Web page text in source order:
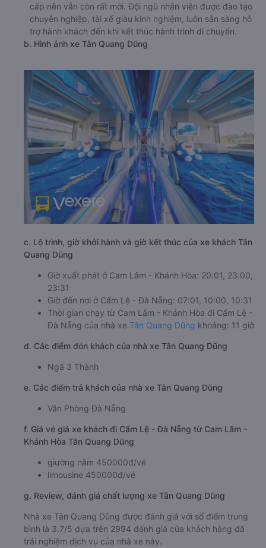
cấp nên vẫn còn rất mới. Đội ngũ nhân viên được đào tạo
chuyên nghiệp, tài xế giàu kinh nghiệm, luôn sẵn sàng hỗ
trợ hành khách đến khi kết thúc hành trình di chuyển.
b. Hình ảnh xe Tân Quang Dũng
c. Lộ trình, giờ khởi hành và giờ kết thúc của xe khách Tân
Quang Dũng
Giờ xuất phát ở Cam Lâm - Khánh Hòa: 20:01, 23:00,
23:31
Giờ đến nơi ở Cẩm Lệ - Đà Nẵng: 07:01, 10:00, 10:31
Thời gian chạy từ Cam Lâm - Khánh Hòa đi Cẩm Lệ -
Đà Nẵng của nhà xe Tân Quang Dũng khoảng: 11 giờ
d. Các điểm đón khách của nhà xe Tân Quang Dũng
Ngã 3 Thành
e. Các điểm trả khách của nhà xe Tân Quang Dũng
Văn Phòng Đà Nẵng
f. Giá vé giá xe khách đi Cẩm Lệ - Đà Nẵng từ Cam Lâm -
Khánh Hòa Tân Quang Dũng
giường nằm 450000đ/vé
limousine 450000đ/vé
g. Review, đánh giá chất lượng xe Tân Quang Dũng
Nhà xe Tân Quang Dũng được đánh giá với số điểm trung
bình là 3.7/5 dựa trên 2994 đánh giá của khách hàng đã
trải nghiệm dịch vụ của nhà xe này.